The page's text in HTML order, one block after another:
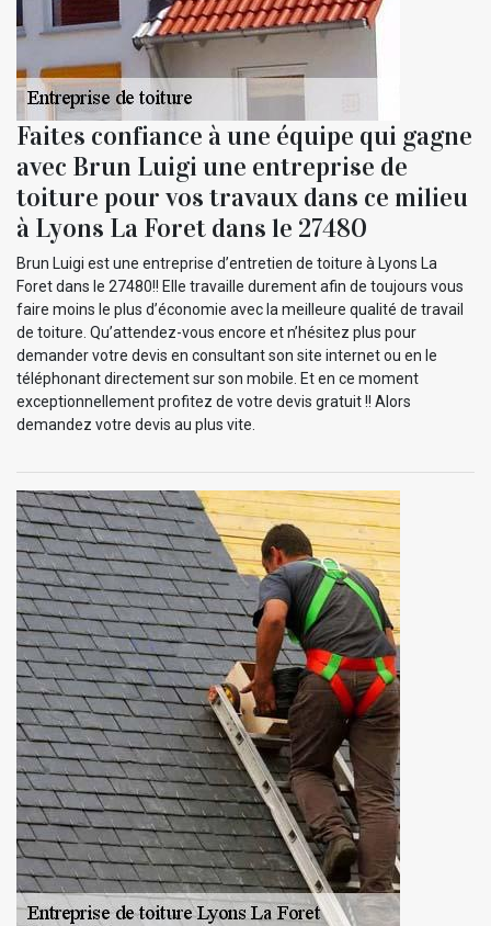
Faites confiance à une équipe qui gagne
avec Brun Luigi une entreprise de
toiture pour vos travaux dans ce milieu
à Lyons La Foret dans le 27480
Brun Luigi est une entreprise d’entretien de toiture à Lyons La
Foret dans le 27480!! Elle travaille durement afin de toujours vous
faire moins le plus d’économie avec la meilleure qualité de travail
de toiture. Qu’attendez-vous encore et n’hésitez plus pour
demander votre devis en consultant son site internet ou en le
téléphonant directement sur son mobile. Et en ce moment
exceptionnellement profitez de votre devis gratuit !! Alors
demandez votre devis au plus vite.